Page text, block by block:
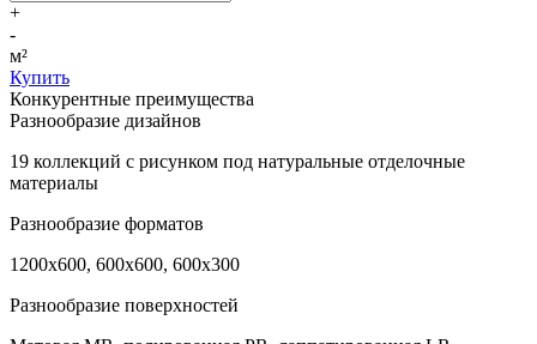
+
-
м²
Купить
Конкурентные преимущества
Разнообразие дизайнов
19 коллекций с рисунком под натуральные отделочные
материалы
Разнообразие форматов
1200х600, 600х600, 600х300
Разнообразие поверхностей